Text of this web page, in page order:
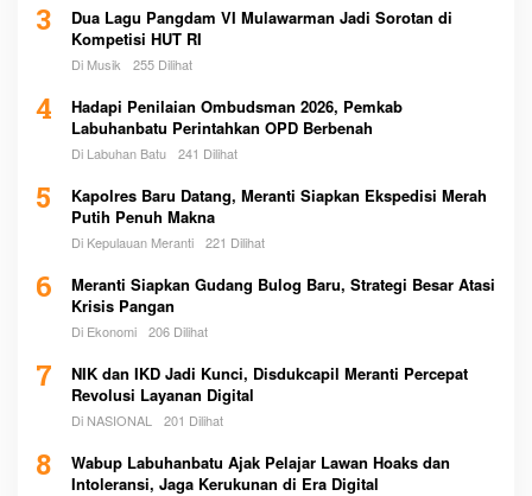
3
Dua Lagu Pangdam VI Mulawarman Jadi Sorotan di
Kompetisi HUT RI
Di Musik 255 Dilihat
4
Hadapi Penilaian Ombudsman 2026, Pemkab
Labuhanbatu Perintahkan OPD Berbenah
Di Labuhan Batu 241 Dilihat
5
Kapolres Baru Datang, Meranti Siapkan Ekspedisi Merah
Putih Penuh Makna
Di Kepulauan Meranti 221 Dilihat
6
Meranti Siapkan Gudang Bulog Baru, Strategi Besar Atasi
Krisis Pangan
Di Ekonomi 206 Dilihat
7
NIK dan IKD Jadi Kunci, Disdukcapil Meranti Percepat
Revolusi Layanan Digital
Di NASIONAL 201 Dilihat
8
Wabup Labuhanbatu Ajak Pelajar Lawan Hoaks dan
Intoleransi, Jaga Kerukunan di Era Digital